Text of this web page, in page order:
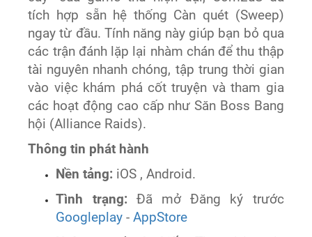
tích hợp sẵn hệ thống Càn quét (Sweep)
ngay từ đầu. Tính năng này giúp bạn bỏ qua
các trận đánh lặp lại nhàm chán để thu thập
tài nguyên nhanh chóng, tập trung thời gian
vào việc khám phá cốt truyện và tham gia
các hoạt động cao cấp như Săn Boss Bang
hội (Alliance Raids).
Thông tin phát hành
Nền tảng: iOS , Android.
Tình trạng: Đã mở Đăng ký trước
Googleplay -AppStore